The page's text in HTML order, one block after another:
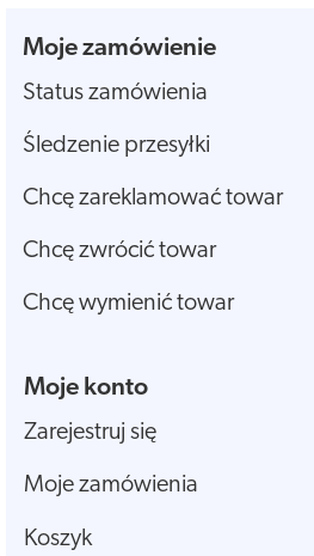
Moje zamówienie
Status zamówienia
Śledzenie przesyłki
Chcę zareklamować towar
Chcę zwrócić towar
Chcę wymienić towar
Moje konto
Zarejestruj się
Moje zamówienia
Koszyk